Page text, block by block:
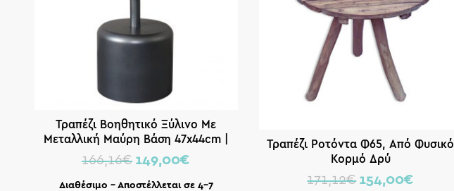
Τραπέζι Βοηθητικό Ξύλινο Με
Μεταλλική Μαύρη Βάση 47x44cm |
Zaros
166,16€ 149,00€
Διαθέσιμο – Αποστέλλεται σε 4-7
Τραπέζι Ροτόντα Φ65, Από Φυσικό
Κορμό Δρύ
171,12€ 154,00€